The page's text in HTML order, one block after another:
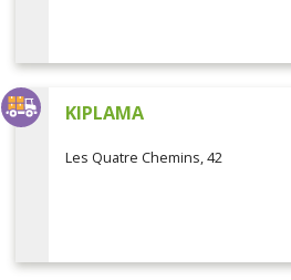
KIPLAMA
Les Quatre Chemins, 42